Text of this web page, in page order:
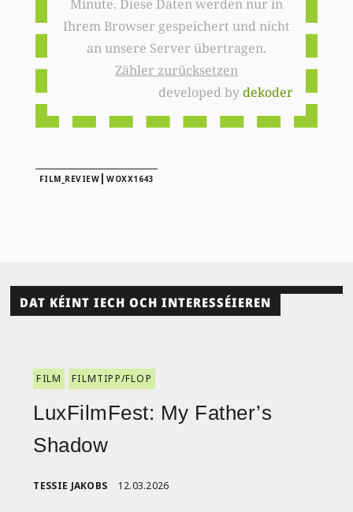
Minute. Diese Daten werden nur in
Ihrem Browser gespeichert und nicht
an unsere Server übertragen.
Zähler zurücksetzen
developed bydekoder
FILM_REVIEW |WOXX1643
DAT KÉINT IECH OCH INTERESSÉIEREN
FILM FILMTIPP/FLOP
LuxFilmFest: My Father’s
Shadow
TESSIE JAKOBS 12.03.2026